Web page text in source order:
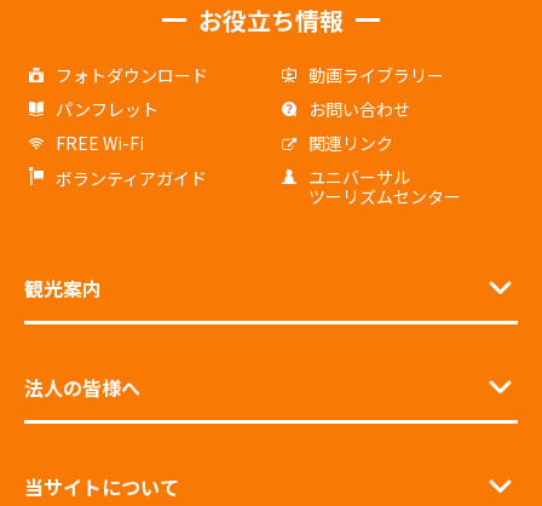
お役立ち情報
フォトダウンロード
動画ライブラリー
パンフレット
お問い合わせ
FREE Wi-Fi
関連リンク
ボランティアガイド
ユニバーサル
ツーリズムセンター
観光案内
法人の皆様へ
当サイトについて